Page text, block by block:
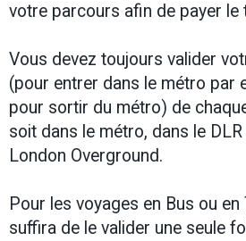
votre parcours afin de payer le
Vous devez toujours valider
(pour entrer dans le métro par
pour sortir du métro) de
soit dans le métro, dans le
London Overground.
Pour les voyages en Bus ou en
suffira de le valider une seule